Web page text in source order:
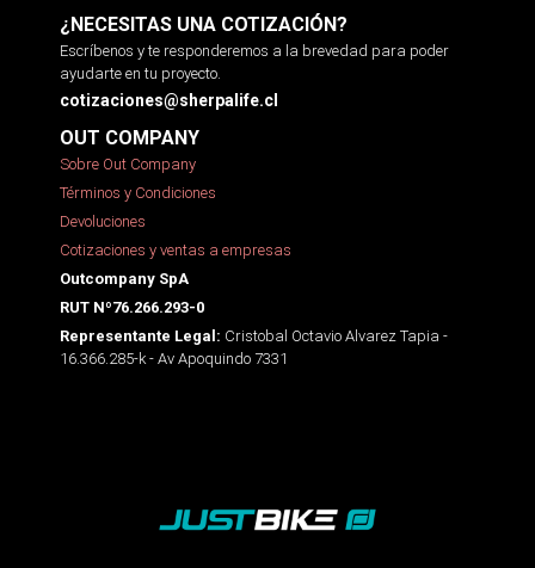
¿NECESITAS UNA COTIZACIÓN?
Escríbenos y te responderemos a la brevedad para poder
ayudarte en tu proyecto.
cotizaciones@sherpalife.cl
OUT COMPANY
Sobre Out Company
Términos y Condiciones
Devoluciones
Cotizaciones y ventas a empresas
Outcompany SpA
RUT Nº76.266.293-0
Representante Legal: Cristobal Octavio Alvarez Tapia -
16.366.285-k - Av Apoquindo 7331